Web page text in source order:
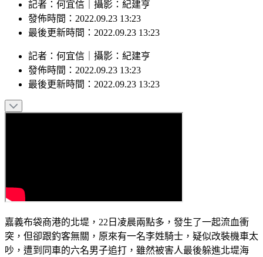
記者：何宜信｜攝影：紀建亨
發佈時間：2022.09.23 13:23
記者：何宜信｜攝影：紀建亨
發佈時間：2022.09.23 13:23
嘉義布袋商港的北堤，22日凌晨兩點多，發生了一起流血衝
突，但卻跟釣客無關，原來有一名李姓騎士，疑似改裝機車太